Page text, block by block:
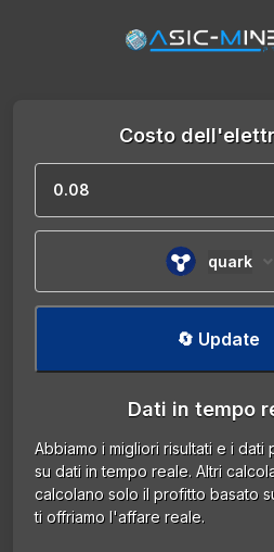
Costo
quark
🔄 Update
Dati in tempo
Abbiamo i migliori risultati e i dati
su dati in tempo reale. Altri
calcolano solo il profitto basato
ti offriamo l'affare reale.